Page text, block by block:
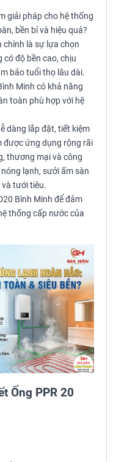
giải pháp cho hệ thống
bền bỉ và hiệu quả?
chính là sự lựa chọn
có độ bền cao, chịu
bảo tuổi thọ lâu dài.
Minh có khả năng
toàn phù hợp với hệ
dàng lắp đặt, tiết kiệm
được ứng dụng rộng rãi
thương mại và công
lạnh, sưởi ấm sàn
và tưới tiêu.
Bình Minh để đảm
thống cấp nước của
Ống PPR 20